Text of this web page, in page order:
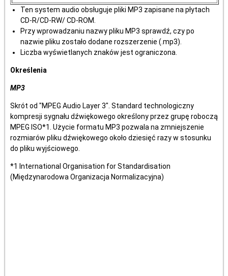
Ten system audio obsługuje pliki MP3 zapisane na płytach
CD-R/CD-RW/ CD-ROM.
Przy wprowadzaniu nazwy pliku MP3 sprawdź, czy po
nazwie pliku zostało dodane rozszerzenie (.mp3).
Liczba wyświetlanych znaków jest ograniczona.
Określenia
MP3
Skrót od "MPEG Audio Layer 3". Standard technologiczny
kompresji sygnału dźwiękowego określony przez grupę roboczą
MPEG ISO*1. Użycie formatu MP3 pozwala na zmniejszenie
rozmiarów pliku dźwiękowego około dziesięć razy w stosunku
do pliku wyjściowego.
*1 International Organisation for Standardisation
(Międzynarodowa Organizacja Normalizacyjna)